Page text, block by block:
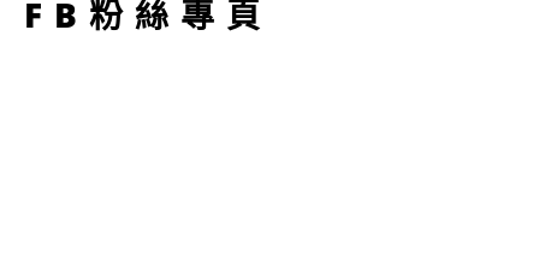
FB粉絲專頁